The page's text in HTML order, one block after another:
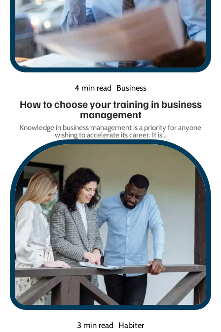
4 min read Business
How to choose your training in business
management
Knowledge in business management is a priority for anyone
wishing to accelerate its career. It is…
3 min read Habiter